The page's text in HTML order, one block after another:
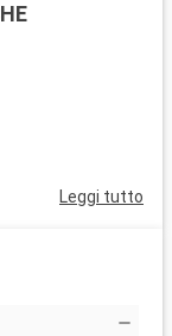
Leggi tutto